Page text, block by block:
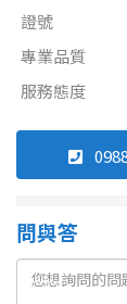
證號
專業品質
服務態度
問與答